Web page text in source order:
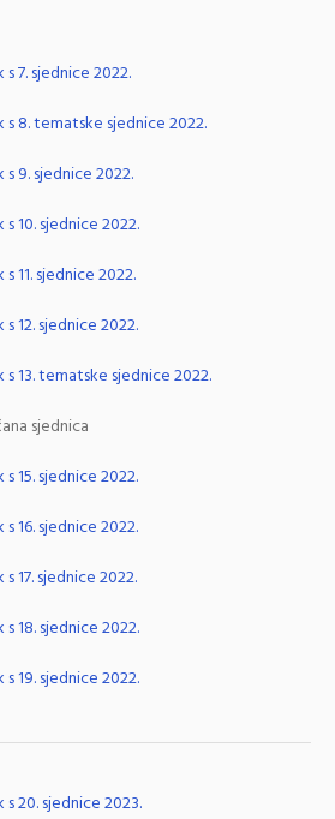
s 7. sjednice 2022.
s 8. tematske sjednice 2022.
s 9. sjednice 2022.
s 10. sjednice 2022.
s 11. sjednice 2022.
s 12. sjednice 2022.
s 13. tematske sjednice 2022.
sjednica
s 15. sjednice 2022.
s 16. sjednice 2022.
s 17. sjednice 2022.
s 18. sjednice 2022.
s 19. sjednice 2022.
s 20. sjednice 2023.